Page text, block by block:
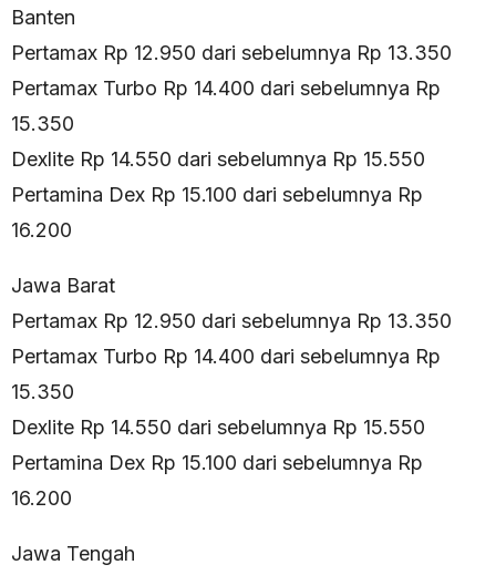
Banten
Pertamax Rp 12.950 dari sebelumnya Rp 13.350
Pertamax Turbo Rp 14.400 dari sebelumnya Rp
15.350
Dexlite Rp 14.550 dari sebelumnya Rp 15.550
Pertamina Dex Rp 15.100 dari sebelumnya Rp
16.200
Jawa Barat
Pertamax Rp 12.950 dari sebelumnya Rp 13.350
Pertamax Turbo Rp 14.400 dari sebelumnya Rp
15.350
Dexlite Rp 14.550 dari sebelumnya Rp 15.550
Pertamina Dex Rp 15.100 dari sebelumnya Rp
16.200
Jawa Tengah